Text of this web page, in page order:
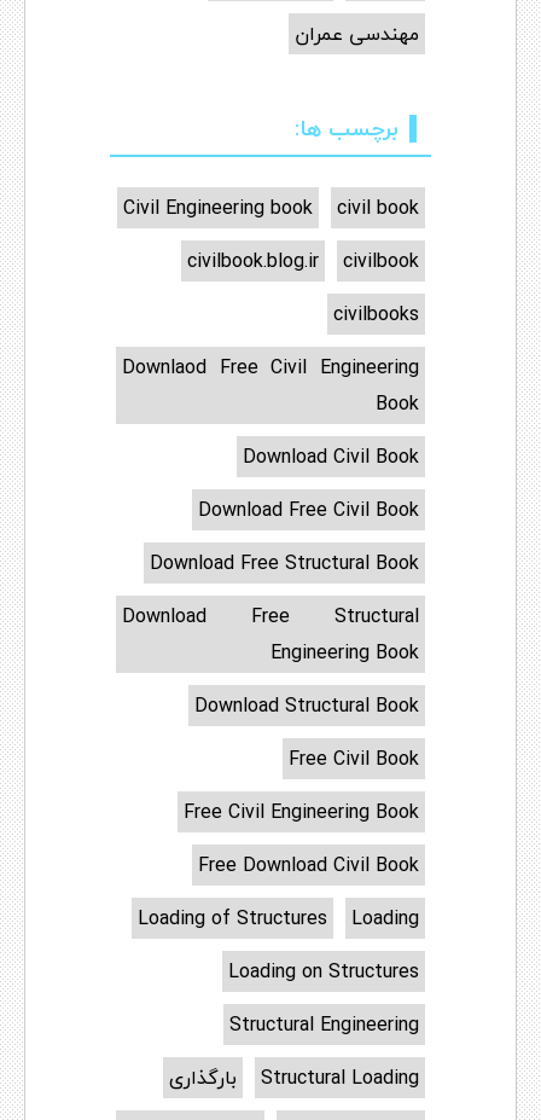
مهندسی عمران
برچسب ها:
civil book
Civil Engineering book
civilbook
civilbook.blog.ir
civilbooks
Downlaod Free Civil Engineering
Book
Download Civil Book
Download Free Civil Book
Download Free Structural Book
Download Free Structural
Engineering Book
Download Structural Book
Free Civil Book
Free Civil Engineering Book
Free Download Civil Book
Loading
Loading of Structures
Loading on Structures
Structural Engineering
Structural Loading
بارگذاری